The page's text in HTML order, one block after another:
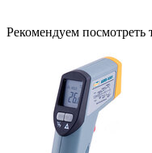
Рекомендуем посмотреть